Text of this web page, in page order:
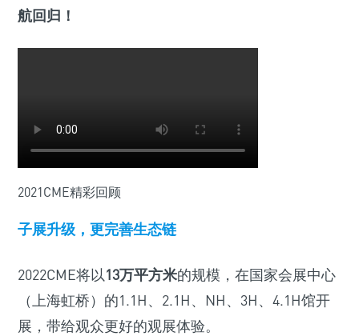
航回归！
2021CME精彩回顾
子展升级，更完善生态链
2022CME将以13万平方米的规模，在国家会展中心
（上海虹桥）的1.1H、2.1H、NH、3H、4.1H馆开
展，带给观众更好的观展体验。